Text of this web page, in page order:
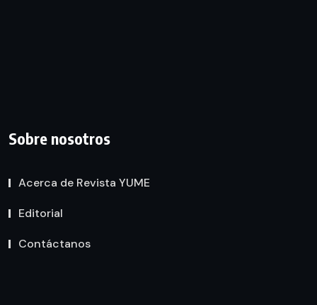
Sobre nosotros
Acerca de Revista YUME
Editorial
Contáctanos